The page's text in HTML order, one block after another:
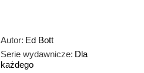
Autor: Ed Bott
Serie wydawnicze: Dla
każdego